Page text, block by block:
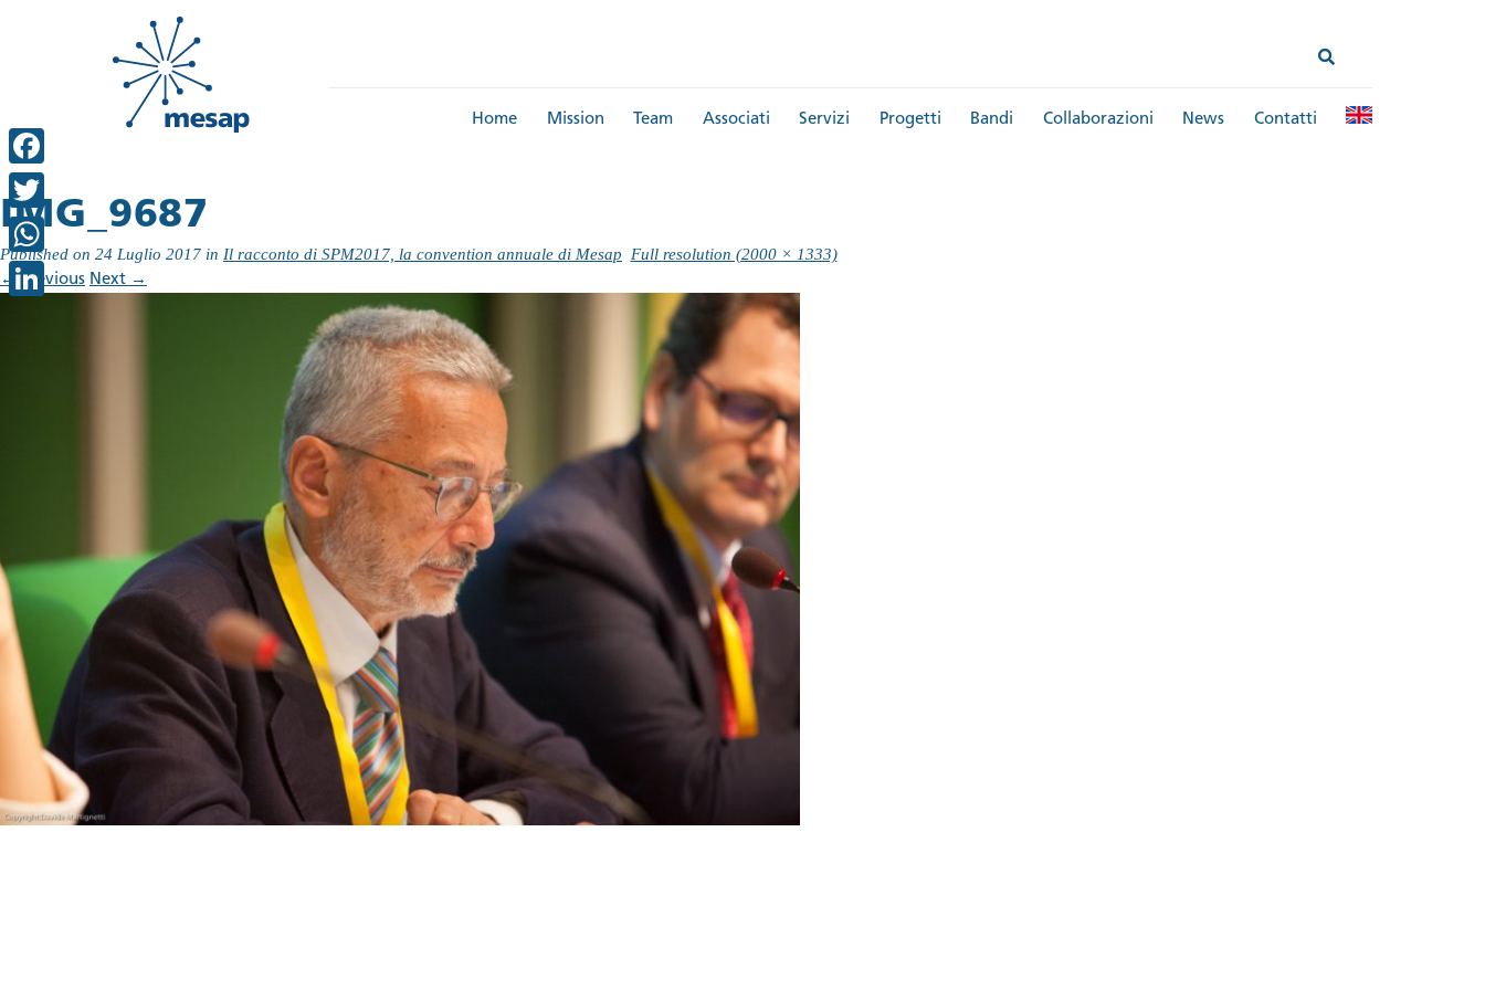
Home Mission Team Associati Servizi Progetti Bandi Collaborazioni News Contatti
IMG_9687
Published on 24 Luglio 2017 in Il racconto di SPM2017, la convention annuale di Mesap Full resolution (2000 × 1333)
←Previous Next →
Facebook
Twitter
WhatsApp